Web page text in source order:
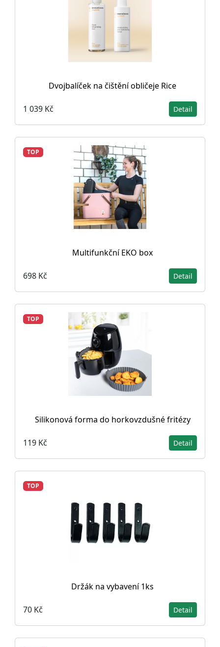
Dvojbalíček na čištění obličeje Rice
1 039 Kč Detail
TOP
Multifunkční EKO box
698 Kč Detail
TOP
Silikonová forma do horkovzdušné fritézy
119 Kč Detail
TOP
Držák na vybavení 1ks
70 Kč Detail